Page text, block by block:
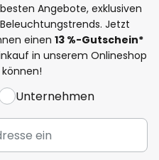
Angebote, exklusiven
Jetzt
einen 13 %-Gutschein*
in unserem Onlineshop
Unternehmen